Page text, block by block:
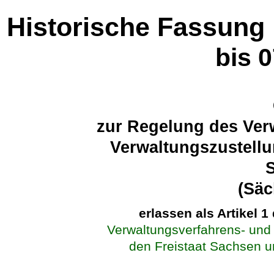
Historische Fassung
bis
zur Regelung des
erlassen als Artikel 1
Verwaltungsverfahrens-
den Freistaat Sachsen